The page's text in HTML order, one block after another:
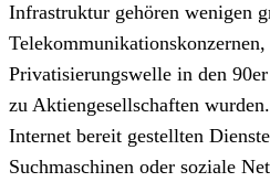
Infrastruktur gehören wenigen
Privatisierungswelle in den
zu Aktiengesellschaften
Internet bereit gestellten
Suchmaschinen oder soziale